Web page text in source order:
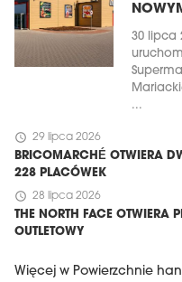
30 lipca
...
schedule 29 lipca 2026
BRICOMARCHÉ OTWIERA
228 PLACÓWEK
schedule 28 lipca 2026
THE NORTH FACE OTWIERA
OUTLETOWY
Więcej w Powierzchnie